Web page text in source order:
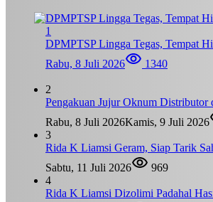
1
DPMPTSP Lingga Tegas, Tempat
Rabu, 8 Juli 2026
1340
2
Pengakuan Jujur Oknum Distributor
Rabu, 8 Juli 2026Kamis, 9 Juli 2026
3
Rida K Liamsi Geram, Siap Tarik
Sabtu, 11 Juli 2026
969
4
Rida K Liamsi Dizolimi Padahal